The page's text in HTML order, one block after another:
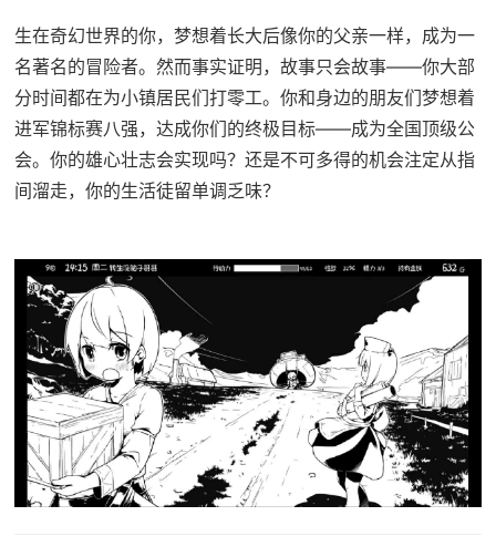
生在奇幻世界的你，梦想着长大后像你的父亲一样，成为一
名著名的冒险者。然而事实证明，故事只会故事——你大部
分时间都在为小镇居民们打零工。你和身边的朋友们梦想着
进军锦标赛八强，达成你们的终极目标——成为全国顶级公
会。你的雄心壮志会实现吗？还是不可多得的机会注定从指
间溜走，你的生活徒留单调乏味？